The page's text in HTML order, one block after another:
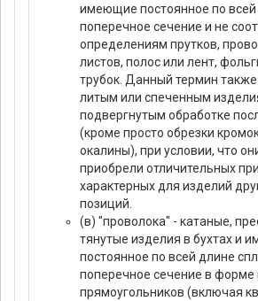
имеющие постоянное по всей
поперечное сечение и не
определениям прутков,
листов, полос или лент,
трубок. Данный термин также
литым или спеченным
подвергнутым обработке
(кроме просто обрезки
окалины), при условии, что
приобрели отличительных
характерных для изделий
позиций.
(в) "проволока" - катаные,
тянутые изделия в бухтах и
постоянное по всей длине
поперечное сечение в форме
прямоугольников (включая